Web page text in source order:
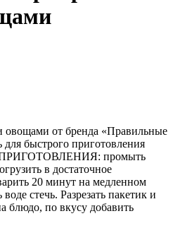
овощами от бренда «Правильные
для быстрого приготовления
ПРИГОТОВЛЕНИЯ: промыть
в достаточное
20 минут на медленном
стечь. Разрезать пакетик и
блюдо, по вкусу добавить